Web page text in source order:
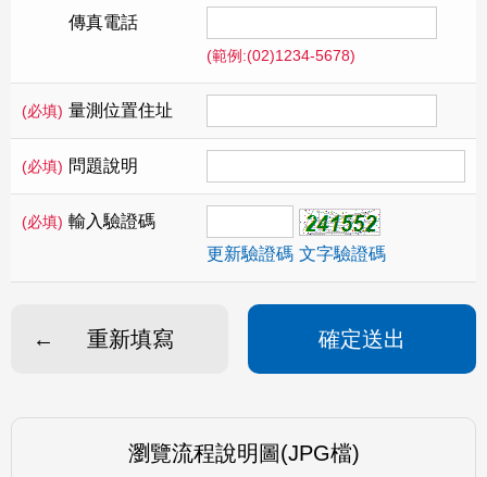
傳真電話
(範例:(02)1234-5678)
(必填) 量測位置住址
(必填) 問題說明
(必填) 輸入驗證碼
更新驗證碼 文字驗證碼
重新填寫 確定送出
瀏覽流程說明圖(JPG檔)